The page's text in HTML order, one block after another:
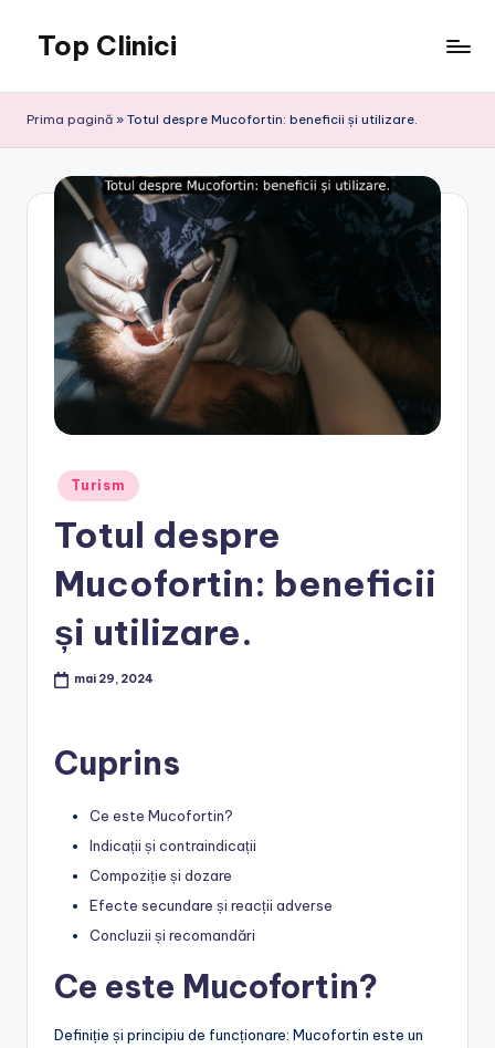
content
Top Clinici
Prima pagină » Totul despre Mucofortin: beneficii și utilizare.
Posted
in
Turism
Totul despre
Mucofortin: beneficii
și utilizare.
mai 29, 2024
Cuprins
Ce este Mucofortin?
Indicații și contraindicații
Compoziție și dozare
Efecte secundare și reacții adverse
Concluzii și recomandări
Ce este Mucofortin?
Definiție și principiu de funcționare: Mucofortin este un